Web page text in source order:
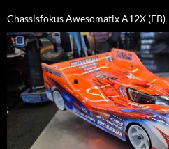
Chassisfokus Awesomatix A12X